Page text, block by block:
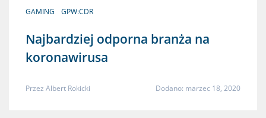
GAMING GPW:CDR
Najbardziej odporna branża na
koronawirusa
Przez Albert Rokicki Dodano: marzec 18, 2020